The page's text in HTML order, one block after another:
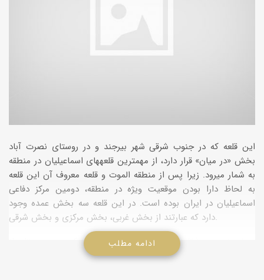
این قلعه که در جنوب شرقی شهر بیرجند و در روستای نصرت آباد
بخش «در میان» قرار دارد، از مهم­ترین قلعه­های اسماعیلیان در منطقه
به شمار می­رود. زیرا پس از منطقه الموت و قلعه معروف آن این قلعه
به لحاظ دارا بودن موقعیت ویژه در منطقه، دومین مرکز دفاعی
اسماعیلیان در ایران بوده است. در این قلعه سه بخش عمده وجود
دارد که عبارتند از بخش غربی، بخش مرکزی و بخش شرقی.
در غربی­ترین به شقلعه و برفراز کوه بقایای بناهایی که به صورت تلی از
خاک درآمده است دیده
ادامه مطلب